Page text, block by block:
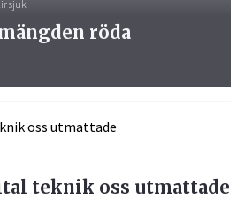
teknik oss utmattade
sjuk
röda